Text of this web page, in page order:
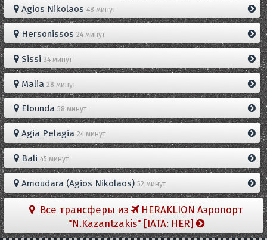
Agios Nikolaos 48 минут
Hersonissos 24 минут
Sissi 34 минут
Malia 28 минут
Elounda 58 минут
Agia Pelagia 24 минут
Bali 45 минут
Amoudara (Agios Nikolaos) 52 минут
Все трансферы из
HERAKLION Aэропорт
"N.Kazantzakis" [IATA: HER]